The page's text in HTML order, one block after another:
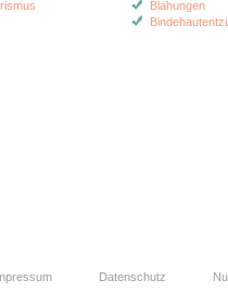
Blähungen
Datenschutz